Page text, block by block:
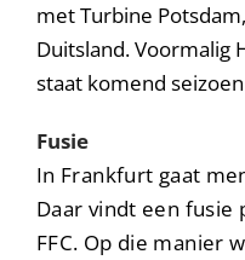
met Turbine
Duitsland. Voormalig
staat komend
Fusie
In Frankfurt gaat
Daar vindt een fusie
FFC. Op die manier